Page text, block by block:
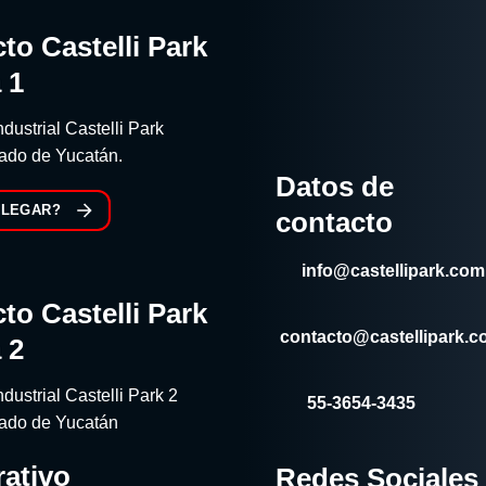
Castelli Park
1
Castelli Park
de Yucatán.
Castelli Park
2
Castelli Park 2
de Yucatán
Datos de
contacto
info@castellipark.com
55-3654-3435
Redes Sociales